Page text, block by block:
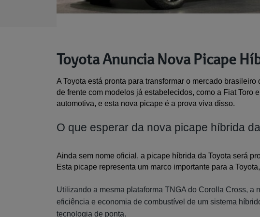
Toyota Anuncia Nova Picape
A Toyota está pronta para transformar o mercado
de frente com modelos já estabelecidos, como a Fiat Toro
automotiva, e esta nova picape é a prova viva disso.
O que esperar da nova picape híbrida
Ainda sem nome oficial, a picape híbrida da Toyota será
Esta picape representa um marco importante para a
Utilizando a mesma plataforma TNGA do Corolla Cross,
eficiência e economia de combustível de um sistema
tecnologia de ponta.